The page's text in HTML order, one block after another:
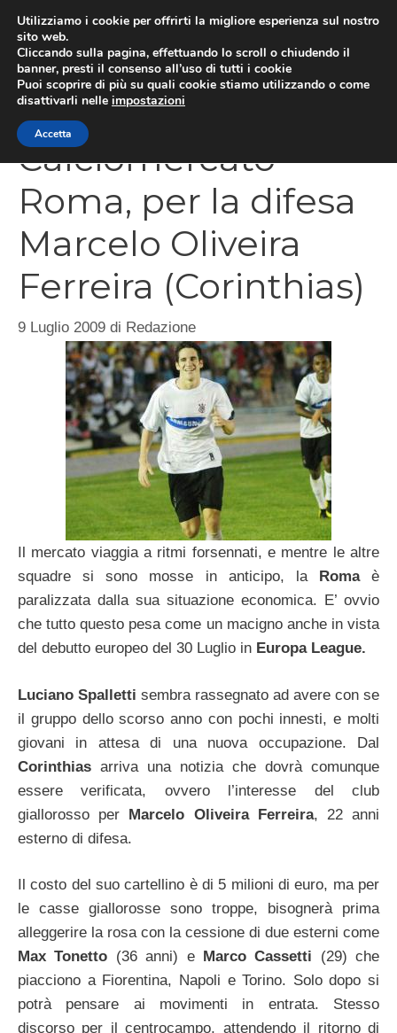
contenuto
Calciomercato
Roma, per la difesa
Marcelo Oliveira
Ferreira (Corinthias)
9 Luglio 2009 di Redazione
Il mercato viaggia a ritmi forsennati, e mentre le altre
squadre si sono mosse in anticipo, la
Romaè
paralizzata dalla sua situazione economica. E’ ovvio
che tutto questo pesa come un macigno anche in vista
del debutto europeo del 30 Luglio in Europa League.
Luciano Spalletti sembra rassegnato ad avere con se
il gruppo dello scorso anno con pochi innesti, e molti
giovani in attesa di una nuova occupazione. Dal
Corinthias arriva una notizia che dovrà comunque
essere verificata, ovvero l’interesse del club
giallorosso per Marcelo Oliveira Ferreira, 22 anni
esterno di difesa.
Il costo del suo cartellino è di 5 milioni di euro, ma per
le casse giallorosse sono troppe, bisognerà prima
alleggerire la rosa con la cessione di due esterni come
Max Tonetto (36 anni) e Marco Cassetti (29) che
piacciono a Fiorentina, Napoli e Torino. Solo dopo si
potrà pensare ai movimenti in entrata. Stesso
discorso per il centrocampo, attendendo il ritorno di
Utilizziamo i cookie per offrirti la migliore esperienza sul nostro
sito web.
Cliccando sulla pagina, effettuando lo scroll o chiudendo il
banner, presti il consenso all’uso di tutti i cookie
Puoi scoprire di più su quali cookie stiamo utilizzando o come
disattivarli nelle impostazioni
Accetta